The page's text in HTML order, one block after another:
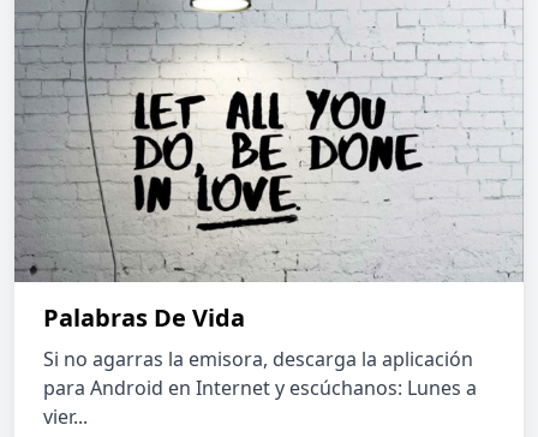
Palabras De Vida
Si no agarras la emisora, descarga la aplicación
para Android en Internet y escúchanos: Lunes a
vier...